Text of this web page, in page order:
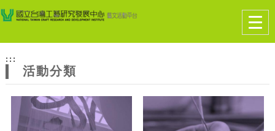
網
站
主
題
跳到主要內容
網站導覽
:::
活動分類